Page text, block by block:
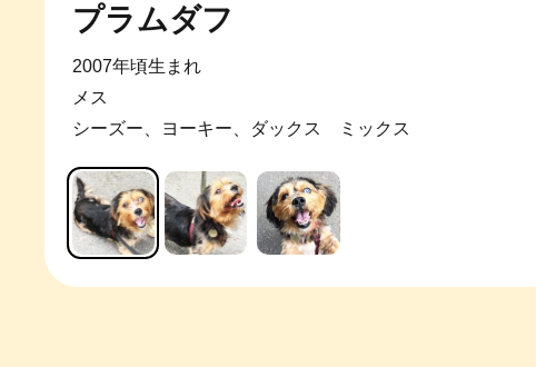
プラムダフ
2007年頃生まれ
メス
シーズー、ヨーキー、ダックス ミックス